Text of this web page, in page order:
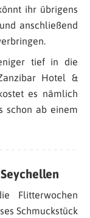
ihr übrigens
anschließend
tief in die
Hotel &
es nämlich
schon ab einem
Flitterwochen
Schmuckstück